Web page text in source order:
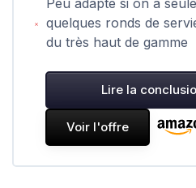
Peu adapté si on a
quelques ronds de
du très haut de gamme
Lire la
Voir l'offre